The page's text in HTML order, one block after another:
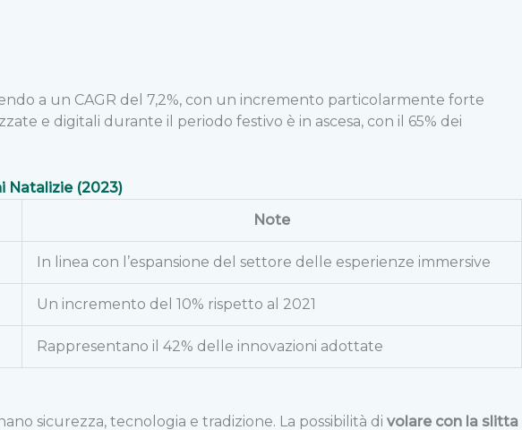
a un CAGR del 7,2%, con un incremento particolarmente forte
e digitali durante il periodo festivo è in ascesa, con il 65% dei
Natalizie (2023)
Note
In linea con l’espansione del settore delle esperienze immersive
Un incremento del 10% rispetto al 2021
Rappresentano il 42% delle innovazioni adottate
sicurezza, tecnologia e tradizione. La possibilità di volare con la slitta